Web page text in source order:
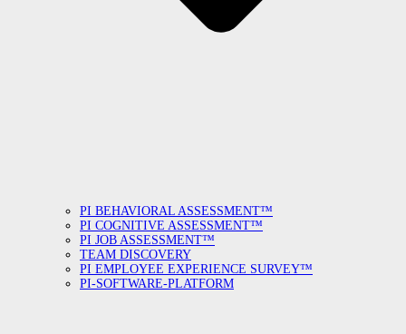
PI BEHAVIORAL ASSESSMENT™
PI COGNITIVE ASSESSMENT™
PI JOB ASSESSMENT™
TEAM DISCOVERY
PI EMPLOYEE EXPERIENCE SURVEY™
PI-SOFTWARE-PLATFORM